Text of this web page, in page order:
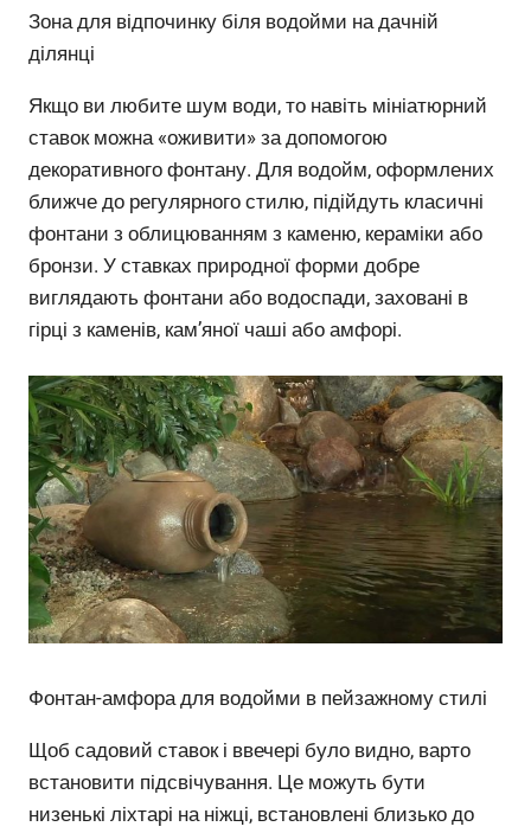
Зона для відпочинку біля водойми на дачній
ділянці
Якщо ви любите шум води, то навіть мініатюрний
ставок можна «оживити» за допомогою
декоративного фонтану. Для водойм, оформлених
ближче до регулярного стилю, підійдуть класичні
фонтани з облицюванням з каменю, кераміки або
бронзи. У ставках природної форми добре
виглядають фонтани або водоспади, заховані в
гірці з каменів, кам’яної чаші або амфорі.
Фонтан-амфора для водойми в пейзажному стилі
Щоб садовий ставок і ввечері було видно, варто
встановити підсвічування. Це можуть бути
низенькі ліхтарі на ніжці, встановлені близько до